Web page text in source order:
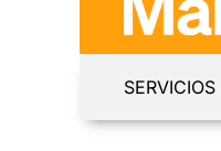
SERVICIOS